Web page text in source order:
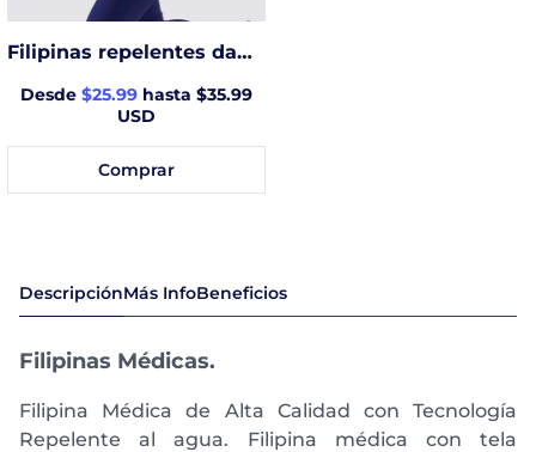
Filipinas repelentes dama
Desde $25.99 hasta $35.99
USD
Comprar
DescripciónMás InfoBeneficios
Filipinas Médicas.
Filipina Médica de Alta Calidad con Tecnología
Repelente al agua. Filipina médica con tela